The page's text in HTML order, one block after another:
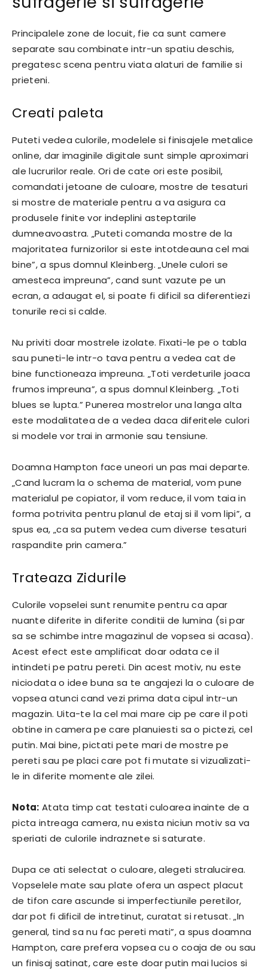
Principalele zone de locuit, fie ca sunt camere
separate sau combinate intr-un spatiu deschis,
pregatesc scena pentru viata alaturi de familie si
prieteni.
Creati paleta
Puteti vedea culorile, modelele si finisajele metalice
online, dar imaginile digitale sunt simple aproximari
ale lucrurilor reale. Ori de cate ori este posibil,
comandati jetoane de culoare, mostre de tesaturi
si mostre de materiale pentru a va asigura ca
produsele finite vor indeplini asteptarile
dumneavoastra. „Puteti comanda mostre de la
majoritatea furnizorilor si este intotdeauna cel mai
bine”, a spus domnul Kleinberg. „Unele culori se
amesteca impreuna”, cand sunt vazute pe un
ecran, a adaugat el, si poate fi dificil sa diferentiezi
tonurile reci si calde.
Nu priviti doar mostrele izolate. Fixati-le pe o tabla
sau puneti-le intr-o tava pentru a vedea cat de
bine functioneaza impreuna. „Toti verdeturile joaca
frumos impreuna”, a spus domnul Kleinberg. „Toti
blues se lupta.” Punerea mostrelor una langa alta
este modalitatea de a vedea daca diferitele culori
si modele vor trai in armonie sau tensiune.
Doamna Hampton face uneori un pas mai departe.
„Cand lucram la o schema de material, vom pune
materialul pe copiator, il vom reduce, il vom taia in
forma potrivita pentru planul de etaj si il vom lipi”, a
spus ea, „ca sa putem vedea cum diverse tesaturi
raspandite prin camera.”
Trateaza Zidurile
Culorile vopselei sunt renumite pentru ca apar
nuante diferite in diferite conditii de lumina (si par
sa se schimbe intre magazinul de vopsea si acasa).
Acest efect este amplificat doar odata ce il
intindeti pe patru pereti. Din acest motiv, nu este
niciodata o idee buna sa te angajezi la o culoare de
vopsea atunci cand vezi prima data cipul intr-un
magazin. Uita-te la cel mai mare cip pe care il poti
obtine in camera pe care planuiesti sa o pictezi, cel
putin. Mai bine, pictati pete mari de mostre pe
pereti sau pe placi care pot fi mutate si vizualizati-
le in diferite momente ale zilei.
Nota: Atata timp cat testati culoarea inainte de a
picta intreaga camera, nu exista niciun motiv sa va
speriati de culorile indraznete si saturate.
Dupa ce ati selectat o culoare, alegeti stralucirea.
Vopselele mate sau plate ofera un aspect placut
de tifon care ascunde si imperfectiunile peretilor,
dar pot fi dificil de intretinut, curatat si retusat. „In
general, tind sa nu fac pereti mati”, a spus doamna
Hampton, care prefera vopsea cu o coaja de ou sau
un finisaj satinat, care este doar putin mai lucios si